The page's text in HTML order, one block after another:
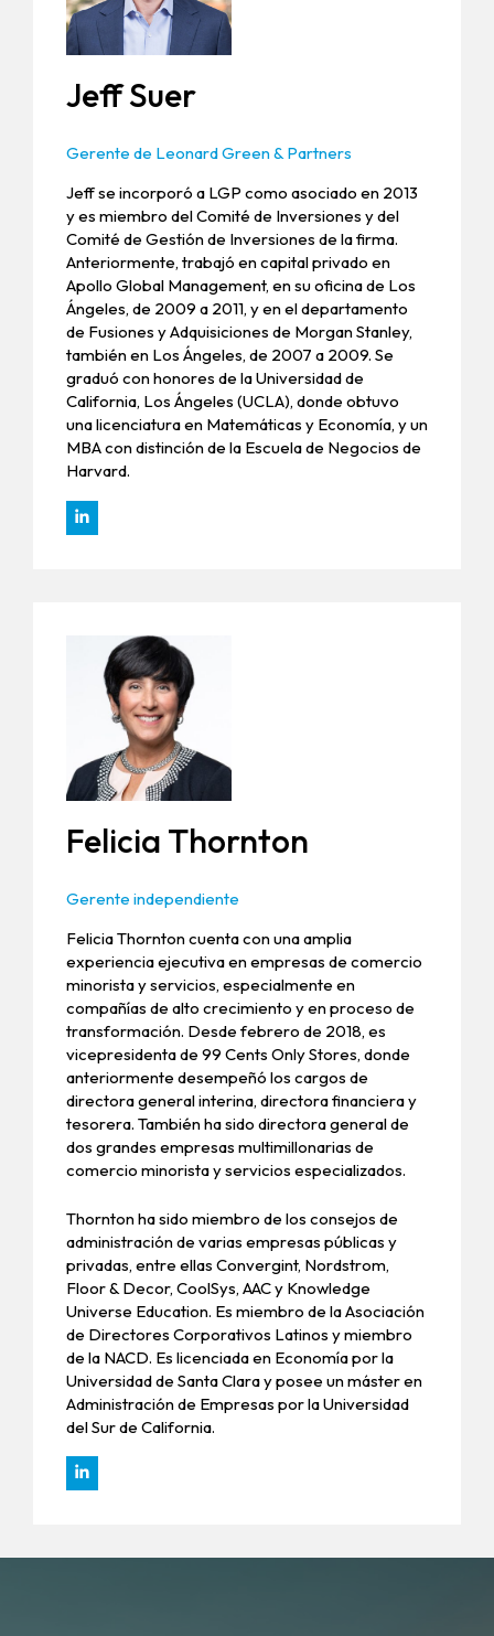
Jeff Suer
Gerente de Leonard Green & Partners
Jeff se incorporó a LGP ​​como asociado en 2013
y es miembro del Comité de Inversiones y del
Comité de Gestión de Inversiones de la firma.
Anteriormente, trabajó en capital privado en
Apollo Global Management, en su oficina de Los
Ángeles, de 2009 a 2011, y en el departamento
de Fusiones y Adquisiciones de Morgan Stanley,
también en Los Ángeles, de 2007 a 2009. Se
graduó con honores de la Universidad de
California, Los Ángeles (UCLA), donde obtuvo
una licenciatura en Matemáticas y Economía, y un
MBA con distinción de la Escuela de Negocios de
Harvard.
Felicia Thornton
Gerente independiente
Felicia Thornton cuenta con una amplia
experiencia ejecutiva en empresas de comercio
minorista y servicios, especialmente en
compañías de alto crecimiento y en proceso de
transformación. Desde febrero de 2018, es
vicepresidenta de 99 Cents Only Stores, donde
anteriormente desempeñó los cargos de
directora general interina, directora financiera y
tesorera. También ha sido directora general de
dos grandes empresas multimillonarias de
comercio minorista y servicios especializados.
Thornton ha sido miembro de los consejos de
administración de varias empresas públicas y
privadas, entre ellas Convergint, Nordstrom,
Floor & Decor, CoolSys, AAC y Knowledge
Universe Education. Es miembro de la Asociación
de Directores Corporativos Latinos y miembro
de la NACD. Es licenciada en Economía por la
Universidad de Santa Clara y posee un máster en
Administración de Empresas por la Universidad
del Sur de California.